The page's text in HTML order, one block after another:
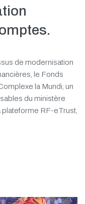
de modernisation
le Fonds
la Mundi, un
du ministère
plateforme RF-eTrust,